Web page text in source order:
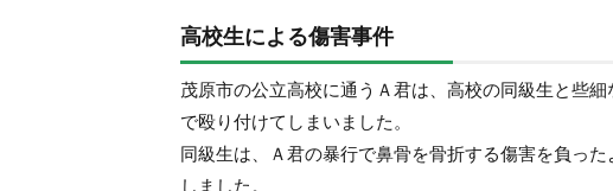
高校生による傷害事件
茂原市の公立高校に通うＡ君は、高校の同級生と些
で殴り付けてしまいました。
同級生は、Ａ君の暴行で鼻骨を骨折する傷害を負っ
しました。